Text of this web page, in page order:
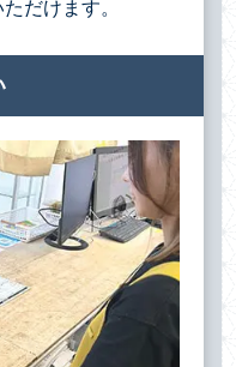
だけます。